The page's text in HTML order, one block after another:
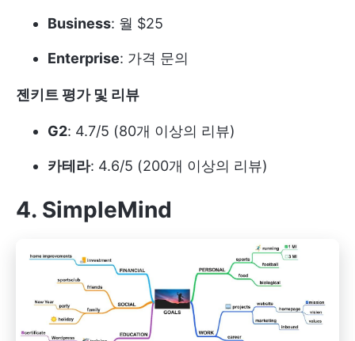
Business: 월 $25
Enterprise: 가격 문의
젠키트 평가 및 리뷰
G2: 4.7/5 (80개 이상의 리뷰)
카테라: 4.6/5 (200개 이상의 리뷰)
4. SimpleMind